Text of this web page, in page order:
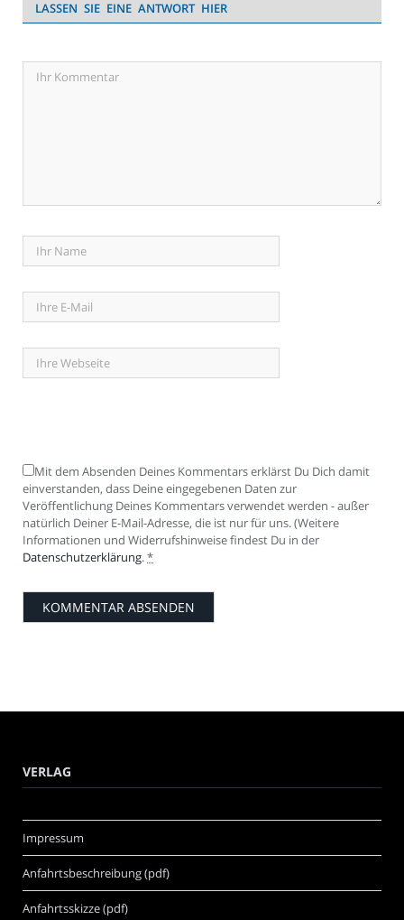
LASSEN SIE EINE ANTWORT HIER
Mit dem Absenden Deines Kommentars erklärst Du Dich damit
einverstanden, dass Deine eingegebenen Daten zur
Veröffentlichung Deines Kommentars verwendet werden - außer
natürlich Deiner E-Mail-Adresse, die ist nur für uns. (Weitere
Informationen und Widerrufshinweise findest Du in der
Datenschutzerklärung.*
VERLAG
Impressum
Anfahrtsbeschreibung (pdf)
Anfahrtsskizze (pdf)